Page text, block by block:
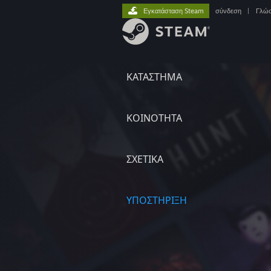
ΚΑΤΑΣΤΗΜΑ
ΚΟΙΝΟΤΗΤΑ
ΣΧΕΤΙΚΆ
ΥΠΟΣΤΗΡΙΞΗ
Εγκατάσταση Steam σύνδεση